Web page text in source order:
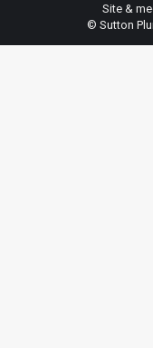
Site &
© Sutton